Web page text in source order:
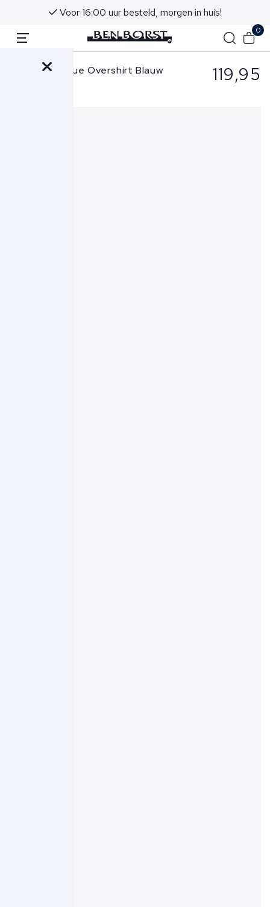
Voor 16:00 uur besteld, morgen in huis!
0
Butcher of Blue Overshirt Blauw 119,95